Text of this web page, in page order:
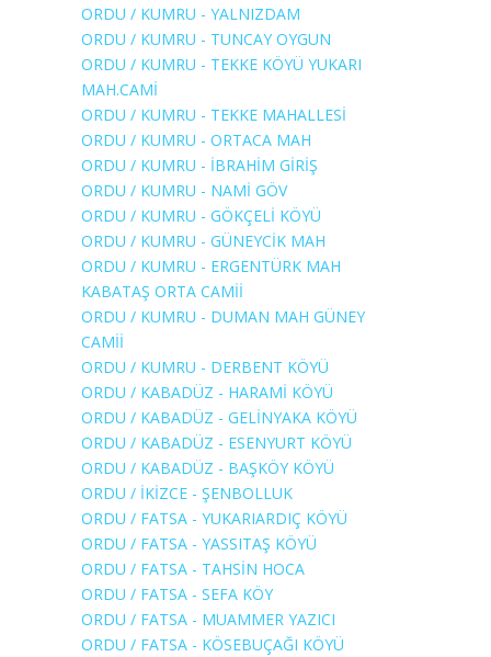
ORDU / KUMRU - YALNIZDAM
ORDU / KUMRU - TUNCAY OYGUN
ORDU / KUMRU - TEKKE KÖYÜ YUKARI
MAH.CAMİ
ORDU / KUMRU - TEKKE MAHALLESİ
ORDU / KUMRU - ORTACA MAH
ORDU / KUMRU - İBRAHİM GİRİŞ
ORDU / KUMRU - NAMİ GÖV
ORDU / KUMRU - GÖKÇELİ KÖYÜ
ORDU / KUMRU - GÜNEYCİK MAH
ORDU / KUMRU - ERGENTÜRK MAH
KABATAŞ ORTA CAMİİ
ORDU / KUMRU - DUMAN MAH GÜNEY
CAMİİ
ORDU / KUMRU - DERBENT KÖYÜ
ORDU / KABADÜZ - HARAMİ KÖYÜ
ORDU / KABADÜZ - GELİNYAKA KÖYÜ
ORDU / KABADÜZ - ESENYURT KÖYÜ
ORDU / KABADÜZ - BAŞKÖY KÖYÜ
ORDU / İKİZCE - ŞENBOLLUK
ORDU / FATSA - YUKARIARDIÇ KÖYÜ
ORDU / FATSA - YASSITAŞ KÖYÜ
ORDU / FATSA - TAHSİN HOCA
ORDU / FATSA - SEFA KÖY
ORDU / FATSA - MUAMMER YAZICI
ORDU / FATSA - KÖSEBUÇAĞI KÖYÜ